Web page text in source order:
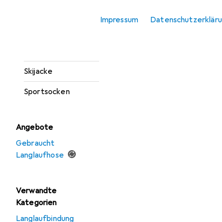
Impressum
Skijacke
Sportsocken
Angebote
Gebraucht
Langlaufhose
Verwandte
Kategorien
Langlaufbindung